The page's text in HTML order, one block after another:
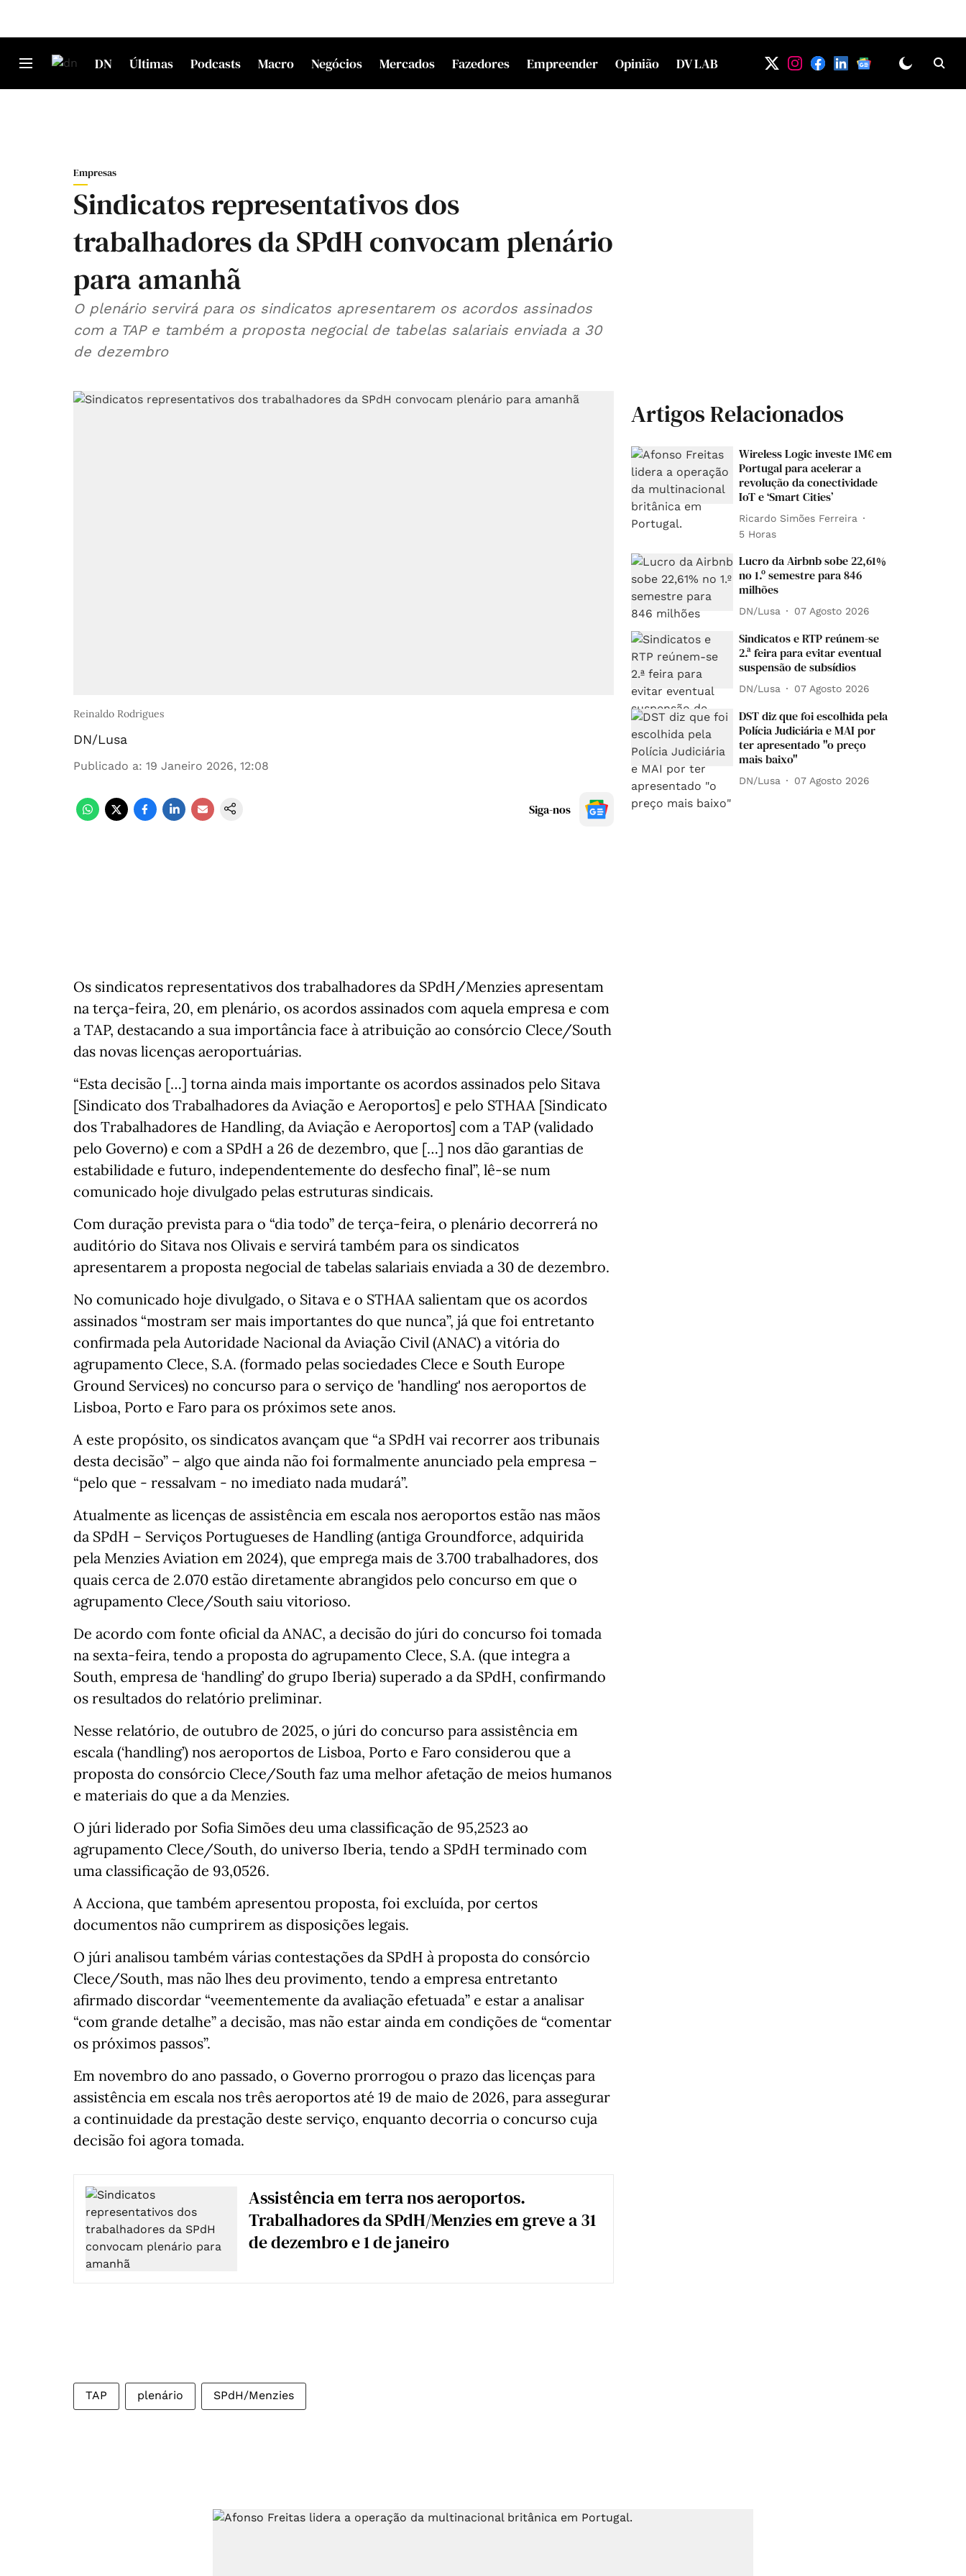
DN Últimas Podcasts Macro Negócios Mercados Fazedores Empreender Opinião DV LAB
Empresas
Sindicatos representativos dos
trabalhadores da SPdH convocam plenário
para amanhã
O plenário servirá para os sindicatos apresentarem os acordos assinados
com a TAP e também a proposta negocial de tabelas salariais enviada a 30
de dezembro
Reinaldo Rodrigues
DN/Lusa
Publicado a: 19 Janeiro 2026, 12:08
Siga-nos
Os sindicatos representativos dos trabalhadores da SPdH/Menzies apresentam
na terça-feira, 20, em plenário, os acordos assinados com aquela empresa e com
a TAP, destacando a sua importância face à atribuição ao consórcio Clece/South
das novas licenças aeroportuárias.
“Esta decisão […] torna ainda mais importante os acordos assinados pelo Sitava
[Sindicato dos Trabalhadores da Aviação e Aeroportos] e pelo STHAA [Sindicato
dos Trabalhadores de Handling, da Aviação e Aeroportos] com a TAP (validado
pelo Governo) e com a SPdH a 26 de dezembro, que […] nos dão garantias de
estabilidade e futuro, independentemente do desfecho final”, lê-se num
comunicado hoje divulgado pelas estruturas sindicais.
Com duração prevista para o “dia todo” de terça-feira, o plenário decorrerá no
auditório do Sitava nos Olivais e servirá também para os sindicatos
apresentarem a proposta negocial de tabelas salariais enviada a 30 de dezembro.
No comunicado hoje divulgado, o Sitava e o STHAA salientam que os acordos
assinados “mostram ser mais importantes do que nunca”, já que foi entretanto
confirmada pela Autoridade Nacional da Aviação Civil (ANAC) a vitória do
agrupamento Clece, S.A. (formado pelas sociedades Clece e South Europe
Ground Services) no concurso para o serviço de 'handling' nos aeroportos de
Lisboa, Porto e Faro para os próximos sete anos.
A este propósito, os sindicatos avançam que “a SPdH vai recorrer aos tribunais
desta decisão” – algo que ainda não foi formalmente anunciado pela empresa –
“pelo que - ressalvam - no imediato nada mudará”.
Atualmente as licenças de assistência em escala nos aeroportos estão nas mãos
da SPdH – Serviços Portugueses de Handling (antiga Groundforce, adquirida
pela Menzies Aviation em 2024), que emprega mais de 3.700 trabalhadores, dos
quais cerca de 2.070 estão diretamente abrangidos pelo concurso em que o
agrupamento Clece/South saiu vitorioso.
De acordo com fonte oficial da ANAC, a decisão do júri do concurso foi tomada
na sexta-feira, tendo a proposta do agrupamento Clece, S.A. (que integra a
South, empresa de ‘handling’ do grupo Iberia) superado a da SPdH, confirmando
os resultados do relatório preliminar.
Nesse relatório, de outubro de 2025, o júri do concurso para assistência em
escala (‘handling’) nos aeroportos de Lisboa, Porto e Faro considerou que a
proposta do consórcio Clece/South faz uma melhor afetação de meios humanos
e materiais do que a da Menzies.
O júri liderado por Sofia Simões deu uma classificação de 95,2523 ao
agrupamento Clece/South, do universo Iberia, tendo a SPdH terminado com
uma classificação de 93,0526.
A Acciona, que também apresentou proposta, foi excluída, por certos
documentos não cumprirem as disposições legais.
O júri analisou também várias contestações da SPdH à proposta do consórcio
Clece/South, mas não lhes deu provimento, tendo a empresa entretanto
afirmado discordar “veementemente da avaliação efetuada” e estar a analisar
“com grande detalhe” a decisão, mas não estar ainda em condições de “comentar
os próximos passos”.
Em novembro do ano passado, o Governo prorrogou o prazo das licenças para
assistência em escala nos três aeroportos até 19 de maio de 2026, para assegurar
a continuidade da prestação deste serviço, enquanto decorria o concurso cuja
decisão foi agora tomada.
Assistência em terra nos aeroportos.
Trabalhadores da SPdH/Menzies em greve a 31
de dezembro e 1 de janeiro
TAP plenário SPdH/Menzies
Artigos Relacionados
Wireless Logic investe 1M€ em
Portugal para acelerar a
revolução da conectividade
IoT e ‘Smart Cities’
Ricardo Simões Ferreira
5 Horas
Lucro da Airbnb sobe 22,61%
no 1.º semestre para 846
milhões
DN/Lusa 07 Agosto 2026
Sindicatos e RTP reúnem-se
2.ª feira para evitar eventual
suspensão de subsídios
DN/Lusa 07 Agosto 2026
DST diz que foi escolhida pela
Polícia Judiciária e MAI por
ter apresentado "o preço
mais baixo"
DN/Lusa 07 Agosto 2026